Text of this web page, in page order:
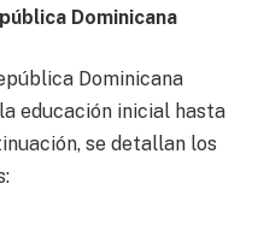
Dominicana
Dominicana
educación inicial hasta
se detallan los